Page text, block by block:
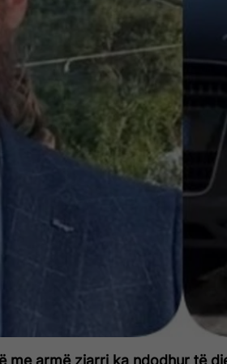
me armë zjarri ka ndodhur të